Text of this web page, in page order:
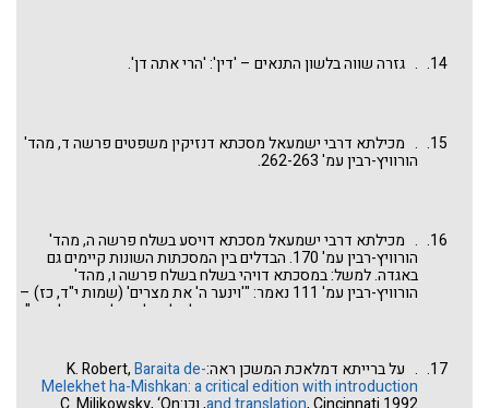
. גזרה שווה בלשון התנאים – 'דין': 'הרי אתה דן'.
. מכילתא דרבי ישמעאל מסכתא דנזיקין משפטים פרשה ד, מהד'
הורוויץ-רבין עמ' 262-263.
. מכילתא דרבי ישמעאל מסכתא דויסע בשלח פרשה ה, מהד'
הורוויץ-רבין עמ' 170. הבדלים בין המסכתות השונות קיימים גם
באגדה. למשל: במסכתא דויהי בשלח בשלח פרשה ו, מהד'
הורוויץ-רבין עמ' 111 נאמר: "'וינער ה' את מצרים' (שמות י"ד, כז) –
כאדם שמנער את הקדירה התחתון עולה למעלה ועליון יורד למטה".
שהסוס קשור ברוכבו ורוכבו קשור בסוס – עולים למרום ויורדים
לתהום, ואין נפרדים זה מזה. משל לאדם שזרק שני כלים לאויר,
ונפרדים הן מיד זה מזה, אבל כאן 'סוס ורוכבו' יחד 'רמה' 'ירה'. כתוב
. על ברייתא דמלאכת המשכן ראה:K. Robert,Baraita de-
Melekhet ha-Mishkan: a critical edition with introduction